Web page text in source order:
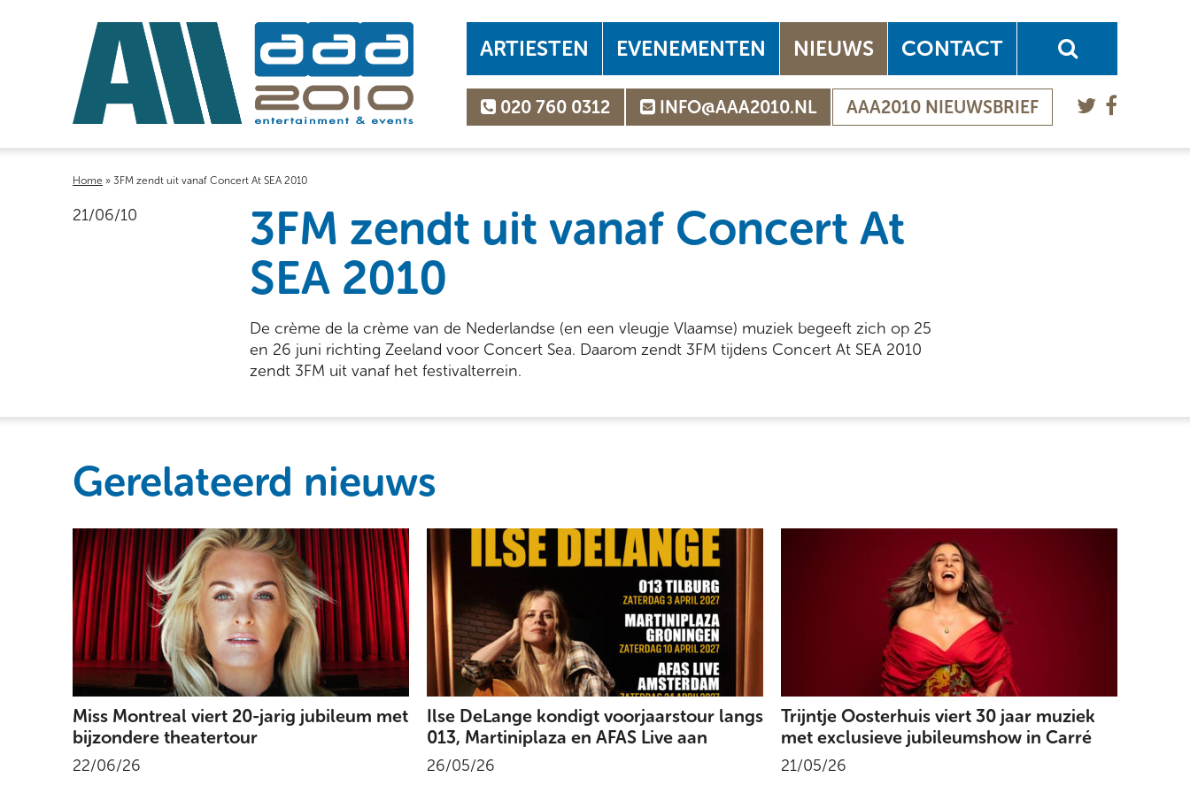
ARTIESTEN EVENEMENTEN NIEUWS CONTACT
020 760 0312 INFO@AAA2010.NL AAA2010 NIEUWSBRIEF
Home » 3FM zendt uit vanaf Concert At SEA 2010
21/06/10
3FM zendt uit vanaf Concert At
SEA 2010
De crème de la crème van de Nederlandse (en een vleugje Vlaamse) muziek begeeft zich op 25
en 26 juni richting Zeeland voor Concert Sea. Daarom zendt 3FM tijdens Concert At SEA 2010
zendt 3FM uit vanaf het festivalterrein.
Gerelateerd nieuws
Miss Montreal viert 20-jarig jubileum met
bijzondere theatertour
22/06/26
Ilse DeLange kondigt voorjaarstour langs
013, Martiniplaza en AFAS Live aan
26/05/26
Trijntje Oosterhuis viert 30 jaar muziek
met exclusieve jubileumshow in Carré
21/05/26